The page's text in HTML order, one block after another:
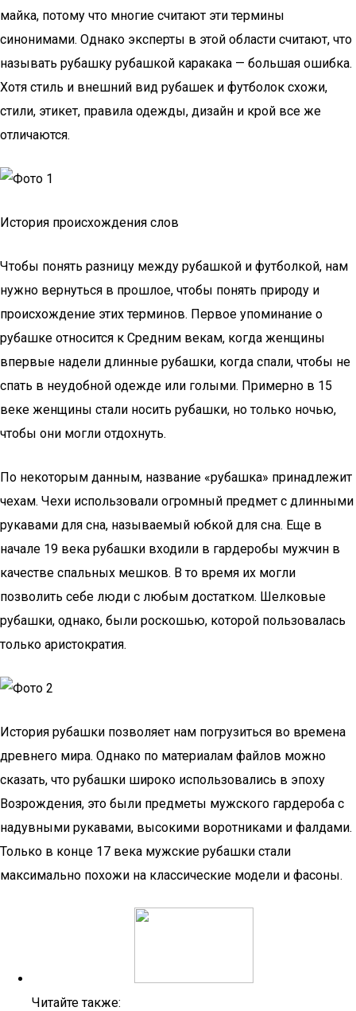
майка, потому что многие считают эти термины
синонимами. Однако эксперты в этой области считают, что
называть рубашку рубашкой каракака — большая ошибка.
Хотя стиль и внешний вид рубашек и футболок схожи,
стили, этикет, правила одежды, дизайн и крой все же
отличаются.
История происхождения слов
Чтобы понять разницу между рубашкой и футболкой, нам
нужно вернуться в прошлое, чтобы понять природу и
происхождение этих терминов. Первое упоминание о
рубашке относится к Средним векам, когда женщины
впервые надели длинные рубашки, когда спали, чтобы не
спать в неудобной одежде или голыми. Примерно в 15
веке женщины стали носить рубашки, но только ночью,
чтобы они могли отдохнуть.
По некоторым данным, название «рубашка» принадлежит
чехам. Чехи использовали огромный предмет с длинными
рукавами для сна, называемый юбкой для сна. Еще в
начале 19 века рубашки входили в гардеробы мужчин в
качестве спальных мешков. В то время их могли
позволить себе люди с любым достатком. Шелковые
рубашки, однако, были роскошью, которой пользовалась
только аристократия.
История рубашки позволяет нам погрузиться во времена
древнего мира. Однако по материалам файлов можно
сказать, что рубашки широко использовались в эпоху
Возрождения, это были предметы мужского гардероба с
надувными рукавами, высокими воротниками и фалдами.
Только в конце 17 века мужские рубашки стали
максимально похожи на классические модели и фасоны.
Читайте также: